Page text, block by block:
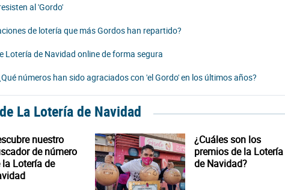
al 'Gordo'
de lotería que más Gordos han repartido?
Lotería de Navidad online de forma segura
números han sido agraciados con 'el Gordo' en los últimos años?
La Lotería de Navidad
nuestro
de número
la Lotería de
¿Cuáles son los
premios de la Lotería
de Navidad?